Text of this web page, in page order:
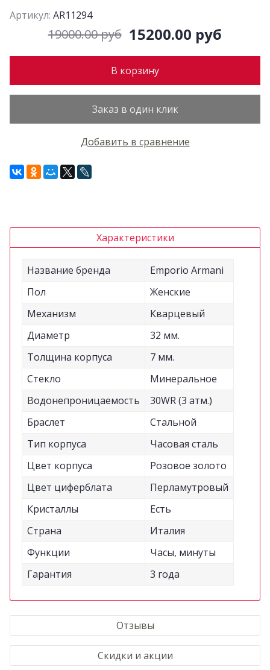
Артикул: AR11294
19000.00 руб 15200.00 руб
В корзину
Заказ в один клик
Добавить в сравнение
Характеристики
Название бренда
Emporio Armani
Пол
Женские
Механизм
Кварцевый
Диаметр
32 мм.
Толщина корпуса
7 мм.
Стекло
Минеральное
Водонепроницаемость
30WR (3 атм.)
Браслет
Стальной
Тип корпуса
Часовая сталь
Цвет корпуса
Розовое золото
Цвет циферблата
Перламутровый
Кристаллы
Есть
Страна
Италия
Функции
Часы, минуты
Гарантия
3 года
Отзывы
Скидки и акции